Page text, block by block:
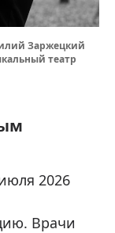
Заржецкий
театр
2026
Врачи